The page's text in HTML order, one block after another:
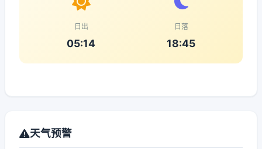
日出
05:14
日落
18:45
天气预警